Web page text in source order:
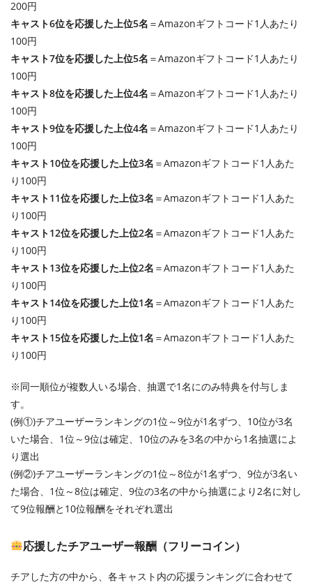
200円
キャスト6位を応援した上位5名 ＝Amazonギフトコード1人あたり
100円
キャスト7位を応援した上位5名 ＝Amazonギフトコード1人あたり
100円
キャスト8位を応援した上位4名 ＝Amazonギフトコード1人あたり
100円
キャスト9位を応援した上位4名 ＝Amazonギフトコード1人あたり
100円
キャスト10位を応援した上位3名 ＝Amazonギフトコード1人あた
り100円
キャスト11位を応援した上位3名 ＝Amazonギフトコード1人あた
り100円
キャスト12位を応援した上位2名 ＝Amazonギフトコード1人あた
り100円
キャスト13位を応援した上位2名 ＝Amazonギフトコード1人あた
り100円
キャスト14位を応援した上位1名 ＝Amazonギフトコード1人あた
り100円
キャスト15位を応援した上位1名 ＝Amazonギフトコード1人あた
り100円
※同一順位が複数人いる場合、抽選で1名にのみ特典を付与しま
す。
(例①)チアユーザーランキングの1位～9位が1名ずつ、10位が3名
いた場合、1位～9位は確定、10位のみを3名の中から1名抽選によ
り選出
(例②)チアユーザーランキングの1位～8位が1名ずつ、9位が3名い
た場合、1位～8位は確定、9位の3名の中から抽選により2名に対し
て9位報酬と10位報酬をそれぞれ選出
応援したチアユーザー報酬（フリーコイン）
チアした方の中から、各キャスト内の応援ランキングに合わせて